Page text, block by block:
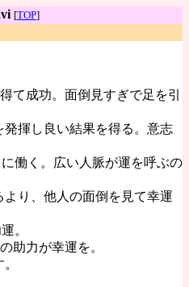
[TOP]
て成功。面倒見すぎで足を引
揮し良い結果を得る。意志
働く。広い人脈が運を呼ぶの
り、他人の面倒を見て幸運
。
助力が幸運を。